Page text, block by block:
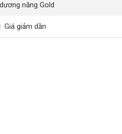
năng Gold
Giá giảm dần